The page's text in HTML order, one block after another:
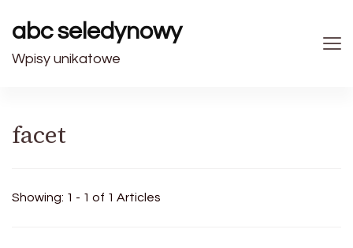
abc seledynowy
Wpisy unikatowe
facet
Showing: 1 - 1 of 1 Articles